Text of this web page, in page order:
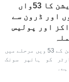
وعدہ صادق4 آپریشن کا 53واں
اور ڈرون سے
اور پولیس
سپاہ پاسداران انقلاب نے وعدہ صادق4 آپریشن کے 53 ویں مرحلے میں
کو ہائپر سونک